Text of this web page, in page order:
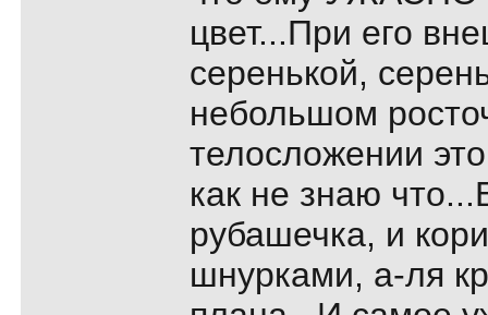
цвет...При его
серенькой,
небольшом
телосложении
как не знаю
рубашечка, и
шнурками, а-ля